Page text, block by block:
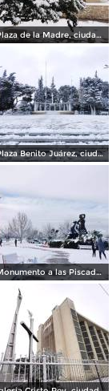
Plaza de la Madre, ciudad Delicias.
Plaza Benito Juárez, ciudad Delicias.
Monumento a las Piscadoras, ciudad Delicias Chihuahua.